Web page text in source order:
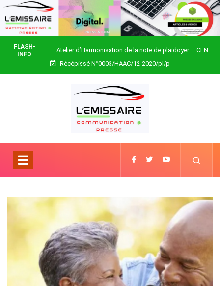
FLASH-
INFO
Atelier d’Harmonisation de la note de plaidoyer – CFN
Togo
Récépissé N°0003/HAAC/12-2020/pl/p